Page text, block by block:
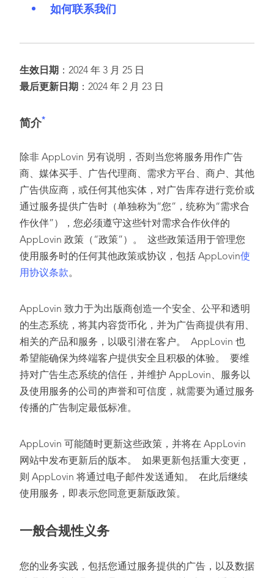
如何联系我们
生效日期 ：2024 年 3 月 25 日
最后更新日期 ：2024 年 2 月 23 日
简介*
除非 AppLovin 另有说明，否则当您将服务用作广告
商、媒体买手、广告代理商、需求方平台、商户、其他
广告供应商，或任何其他实体，对广告库存进行竞价或
通过服务提供广告时（单独称为“您”，统称为“需求合
作伙伴”），您必须遵守这些针对需求合作伙伴的
AppLovin 政策（“政策”）。 这些政策适用于管理您
使用服务时的任何其他政策或协议，包括 AppLovin使
用协议条款。
AppLovin 致力于为出版商创造一个安全、公平和透明
的生态系统，将其内容货币化，并为广告商提供有用、
相关的产品和服务，以吸引潜在客户。 AppLovin 也
希望能确保为终端客户提供安全且积极的体验。 要维
持对广告生态系统的信任，并维护 AppLovin、服务以
及使用服务的公司的声誉和可信度，就需要为通过服务
传播的广告制定最低标准。
AppLovin 可能随时更新这些政策，并将在 AppLovin
网站中发布更新后的版本。 如果更新包括重大变更，
则 AppLovin 将通过电子邮件发送通知。 在此后继续
使用服务，即表示您同意更新版政策。
一般合规性义务
您的业务实践，包括您通过服务提供的广告，以及数据